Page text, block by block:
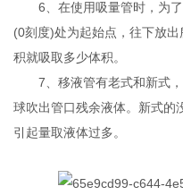
6、在使用吸量管时，为了
(0刻度)处为起始点，往下放
积就吸取多少体积。
7、移液管有老式和新式，
球吹出管口残余液体。新式的
引起量取液体过多。